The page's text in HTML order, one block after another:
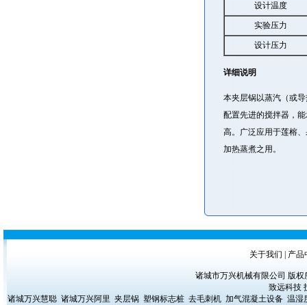
设计温度
实验压力
设计压力
详细说明
本夹层锅以蒸汽（或
配置先进的搅拌器，
高。广泛应用于莲榕
加热蒸煮之用。
关于我们 产品
诸城市万兴机械有限公司 版权
致远科技
诸城万兴慧聪 诸城万兴阿里 夹层锅 塑钢标志桩 去毛刺机 加气混凝土设备 温湿